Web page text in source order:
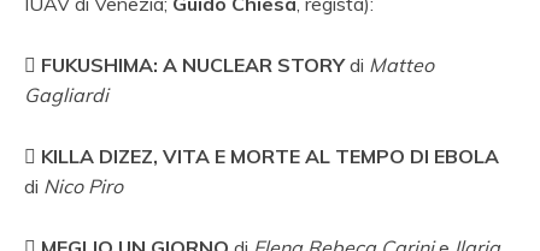
 FUKUSHIMA: A NUCLEAR STORYdi Matteo
Gagliardi
 KILLA DIZEZ, VITA E MORTE AL TEMPO DI EBOLA
di Nico Piro